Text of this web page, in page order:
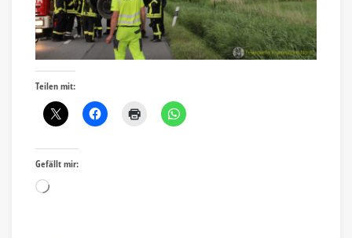
Teilen mit:
Gefällt mir:
Wird